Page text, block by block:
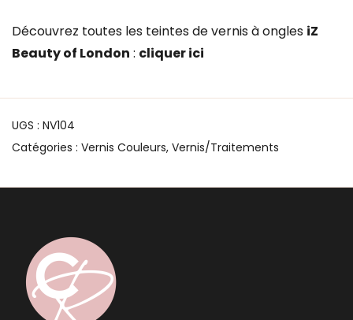
Découvrez toutes les teintes de vernis à ongles iZ
Beauty of London : cliquer ici
UGS : NV104
Catégories : Vernis Couleurs, Vernis/Traitements